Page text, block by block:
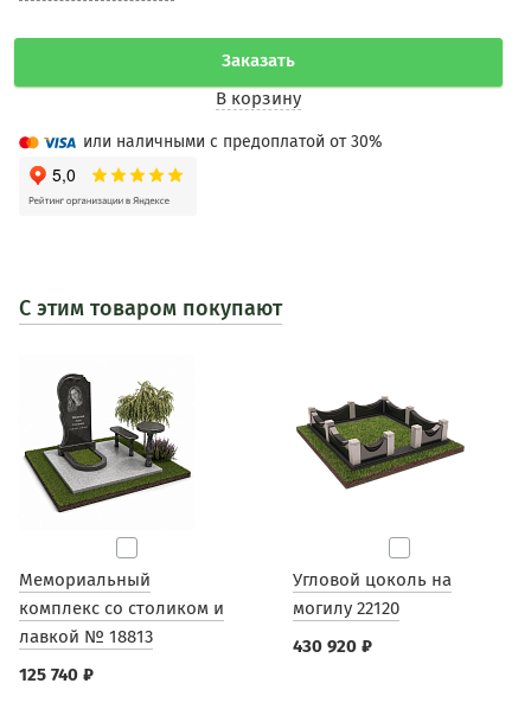
Заказать
В корзину
или наличными с предоплатой от 30%
С этим товаром покупают
Мемориальный
комплекс со столиком и
лавкой № 18813
125 740 ₽
Угловой цоколь на
могилу 22120
430 920 ₽